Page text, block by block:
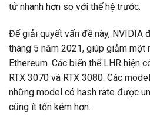
tử nhanh hơn so với thế hệ trước.
Để giải quyết vấn đề này, NVIDIA
tháng 5 năm 2021, giúp giảm một
Ethereum. Các biến thể LHR hiện
RTX 3070 và RTX 3080. Các
những model có hash rate được
cũng ít tốn kém hơn.